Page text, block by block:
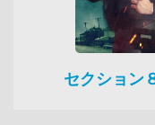
セクション